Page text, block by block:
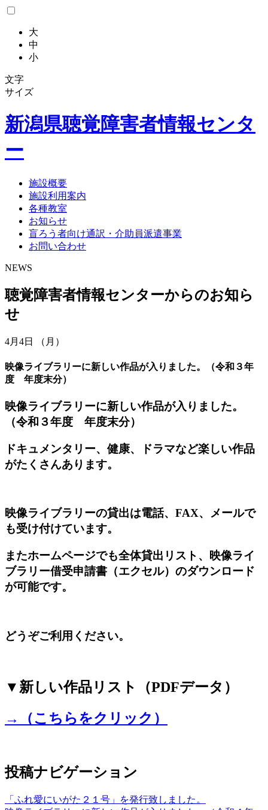
大
中
小
文字
サイズ
新潟県聴覚障害者情報センタ
ー
施設概要
施設利用案内
各種教室
お知らせ
盲ろう者向け通訳・介助員派遣事業
お問い合わせ
NEWS
聴覚障害者情報センターからのお知ら
せ
4月4日 （月）
映像ライブラリーに新しい作品が入りました。（令和３年
度 年度末分）
映像ライブラリーに新しい作品が入りました。
（令和３年度 年度末分）
ドキュメンタリー、健康、ドラマなど楽しい作品
がたくさんあります。
映像ライブラリーの貸出は電話、FAX、メールで
も受け付けています。
またホームページでも全体貸出リスト、映像ライ
ブラリー借受申請書（エクセル）のダウンロード
が可能です。
どうぞご利用ください。
▼新しい作品リスト（PDFデータ）
→（こちらをクリック）
投稿ナビゲーション
「ふれ愛にいがた２１号」を発行致しました。